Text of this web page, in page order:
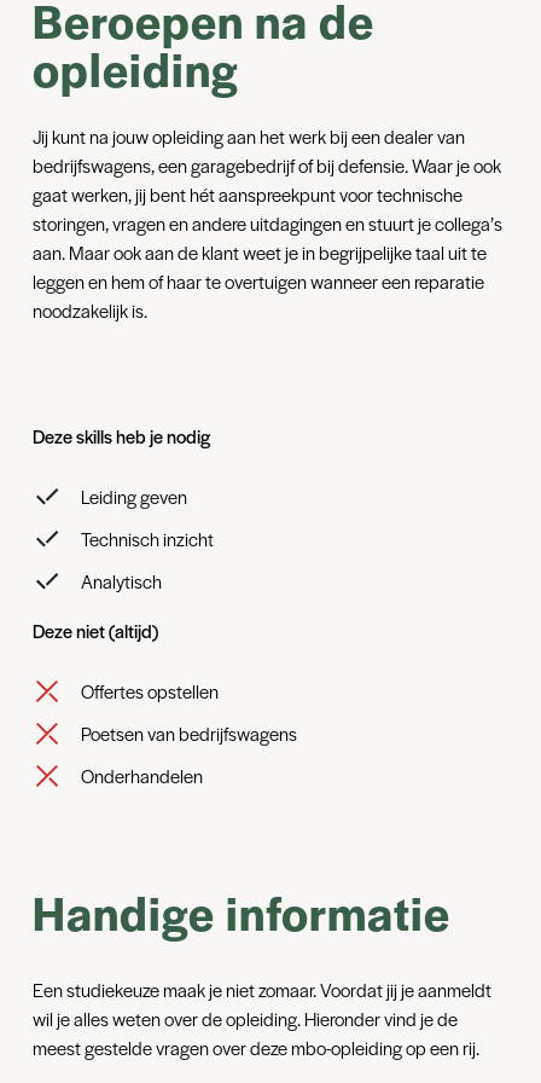
Beroepen na de
opleiding
Jij kunt na jouw opleiding aan het werk bij een dealer van
bedrijfswagens, een garagebedrijf of bij defensie. Waar je ook
gaat werken, jij bent hét aanspreekpunt voor technische
storingen, vragen en andere uitdagingen en stuurt je collega’s
aan. Maar ook aan de klant weet je in begrijpelijke taal uit te
leggen en hem of haar te overtuigen wanneer een reparatie
noodzakelijk is.
Deze skills heb je nodig
Leiding geven
Technisch inzicht
Analytisch
Deze niet (altijd)
Offertes opstellen
Poetsen van bedrijfswagens
Onderhandelen
Handige informatie
Een studiekeuze maak je niet zomaar. Voordat jij je aanmeldt
wil je alles weten over de opleiding. Hieronder vind je de
meest gestelde vragen over deze mbo-opleiding op een rij.